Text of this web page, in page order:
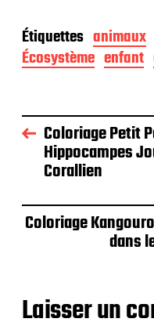
Étiquettes animaux
Écosystème enfant
Coloriage Petit
Hippocampes
Corallien
Coloriage
dans
Laisser un